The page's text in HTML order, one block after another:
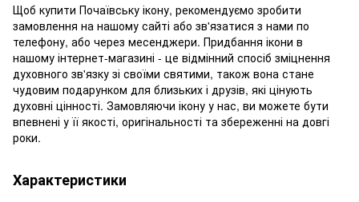
Щоб купити Почаївську ікону, рекомендуємо зробити
замовлення на нашому сайті або зв'язатися з нами по
телефону, або через месенджери. Придбання ікони в
нашому інтернет-магазині - це відмінний спосіб зміцнення
духовного зв'язку зі своїми святими, також вона стане
чудовим подарунком для близьких і друзів, які цінують
духовні цінності. Замовляючи ікону у нас, ви можете бути
впевнені у її якості, оригінальності та збереженні на довгі
роки.
Характеристики